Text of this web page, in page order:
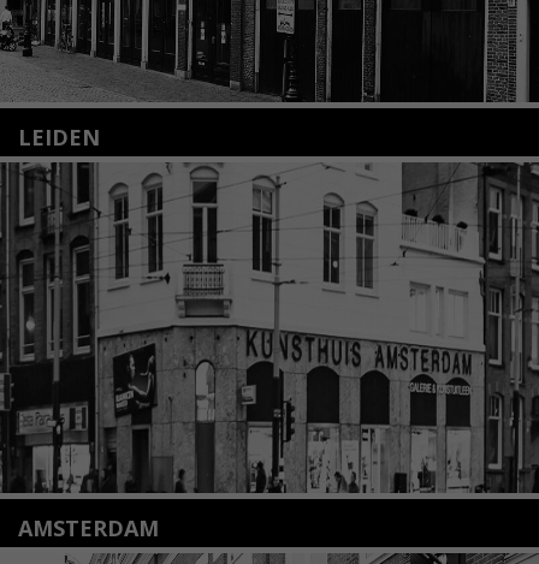
LEIDEN
Nieuwstraat 35
2312 KA Leiden
+31(0)71 – 52 84 480
info@kunsthuisleiden.nl
Lees meer
AMSTERDAM